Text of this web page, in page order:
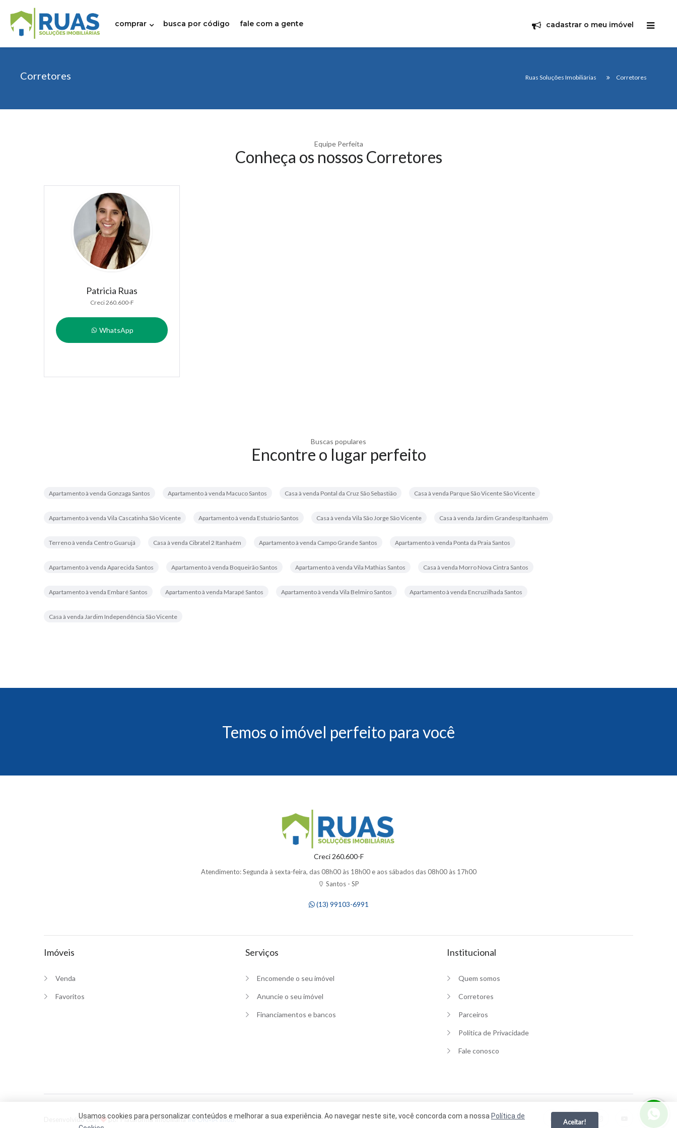
comprar busca por código fale com a gente cadastrar o meu imóvel
Corretores Ruas Soluções Imobiliárias Corretores
Equipe Perfeita
Conheça os nossos Corretores
Patricia Ruas
Creci 260.600-F
WhatsApp
Buscas populares
Encontre o lugar perfeito
Apartamento à venda Gonzaga Santos Apartamento à venda Macuco Santos Casa à venda Pontal da Cruz São Sebastião Casa à venda Parque São Vicente São Vicente
Apartamento à venda Vila Cascatinha São Vicente Apartamento à venda Estuário Santos Casa à venda Vila São Jorge São Vicente Casa à venda Jardim Grandesp Itanhaém
Terreno à venda Centro Guarujá Casa à venda Cibratel 2 Itanhaém Apartamento à venda Campo Grande Santos Apartamento à venda Ponta da Praia Santos
Apartamento à venda Aparecida Santos Apartamento à venda Boqueirão Santos Apartamento à venda Vila Mathias Santos Casa à venda Morro Nova Cintra Santos
Apartamento à venda Embaré Santos Apartamento à venda Marapé Santos Apartamento à venda Vila Belmiro Santos Apartamento à venda Encruzilhada Santos
Casa à venda Jardim Independência São Vicente
Temos o imóvel perfeito para você
Creci 260.600-F
Atendimento: Segunda à sexta-feira, das 08h00 às 18h00 e aos sábados das 08h00 às 17h00
Santos - SP
(13) 99103-6991
Imóveis
Venda
Favoritos
Serviços
Encomende o seu imóvel
Anuncie o seu imóvel
Financiamentos e bancos
Institucional
Quem somos
Corretores
Parceiros
Política de Privacidade
Fale conosco
Desenvolvido com por Plataforma ImobiliáriaINFORMA Imob.
Usamos cookies para personalizar conteúdos e melhorar a sua experiência. Ao navegar neste site, você concorda com a nossa Política de
Aceitar!